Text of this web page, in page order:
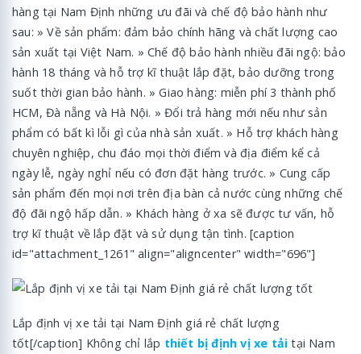
hàng tại Nam Định những ưu đãi và chế độ bảo hành như
sau: » Về sản phẩm: đảm bảo chính hãng và chất lượng cao
sản xuất tại Việt Nam. » Chế độ bảo hành nhiều đãi ngộ: bảo
hành 18 tháng và hỗ trợ kĩ thuật lắp đặt, bảo dưỡng trong
suốt thời gian bảo hành. » Giao hàng: miễn phí 3 thành phố
HCM, Đà nẵng và Hà Nội. » Đổi trả hàng mới nếu như sản
phẩm có bất kì lỗi gì của nhà sản xuất. » Hỗ trợ khách hàng
chuyên nghiệp, chu đáo mọi thời điểm và địa điểm kể cả
ngày lễ, ngày nghỉ nếu có đơn đặt hàng trước. » Cung cấp
sản phẩm đến mọi nơi trên địa bàn cả nước cùng những chế
độ đãi ngộ hấp dẫn. » Khách hàng ở xa sẽ được tư vấn, hỗ
trợ kĩ thuật về lắp đặt và sử dụng tận tình. [caption
id="attachment_1261" align="aligncenter" width="696"]
Lắp định vị xe tải tại Nam Định giá rẻ chất lượng
tốt[/caption] Không chỉ lắp thiết bị định vị xe tải tại Nam